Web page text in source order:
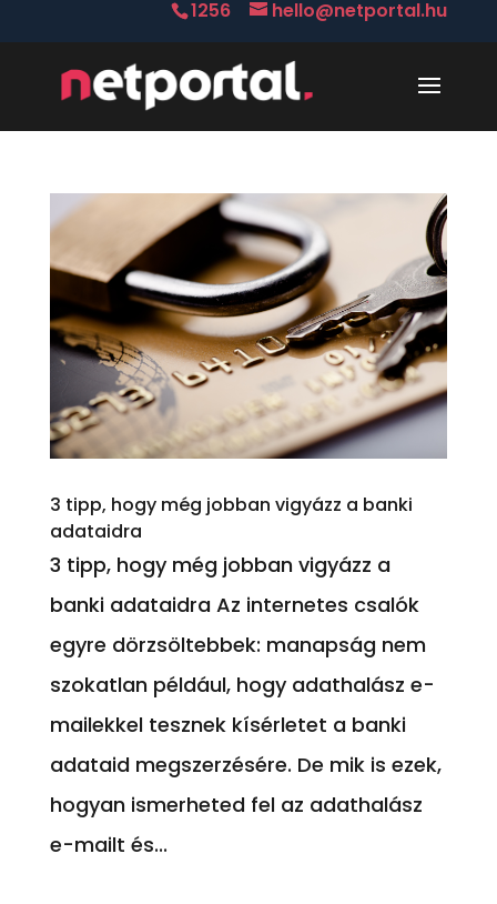
1256 hello@netportal.hu
3 tipp, hogy még jobban vigyázz a banki
adataidra
3 tipp, hogy még jobban vigyázz a
banki adataidra Az internetes csalók
egyre dörzsöltebbek: manapság nem
szokatlan például, hogy adathalász e-
mailekkel tesznek kísérletet a banki
adataid megszerzésére. De mik is ezek,
hogyan ismerheted fel az adathalász
e-mailt és...